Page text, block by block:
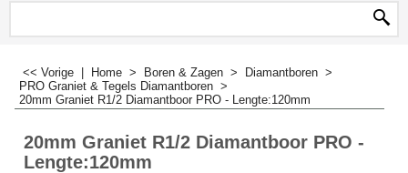
<< Vorige Home > Boren & Zagen > Diamantboren >
PRO Graniet & Tegels Diamantboren >
20mm Graniet R1/2 Diamantboor PRO - Lengte:120mm
20mm Graniet R1/2 Diamantboor PRO -
Lengte:120mm